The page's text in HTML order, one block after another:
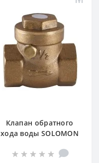
Клапан обратного
хода воды SOLOMON